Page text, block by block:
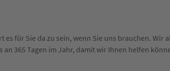
für Sie da zu sein, wenn Sie uns brauchen. Wir
365 Tagen im Jahr, damit wir Ihnen helfen